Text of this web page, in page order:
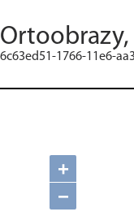
Ortoobrazy,
6c63ed51-1766-11e6-
+
−